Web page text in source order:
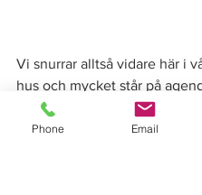
Vi snurrar alltså vidare här i
hus och mycket står på
Precis som det ska vara och
ha det. Men ikväll pausar
Phone Email